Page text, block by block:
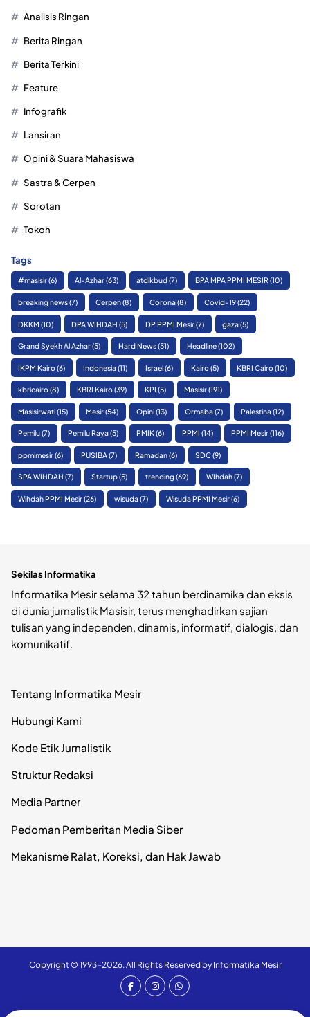
Analisis Ringan
Berita Ringan
Berita Terkini
Feature
Infografik
Lansiran
Opini & Suara Mahasiswa
Sastra & Cerpen
Sorotan
Tokoh
Tags
#masisir(6) Al-Azhar(63) atdikbud(7) BPA MPA PPMI MESIR(10)
breaking news(7) Cerpen(8) Corona(8) Covid-19(22)
DKKM (10) DPA WIHDAH (5) DP PPMI Mesir(7) gaza(5)
Grand Syekh Al Azhar(5) Hard News(51) Headline(102)
IKPM Kairo(6) Indonesia(11) Israel(6) Kairo(5) KBRI Cairo(10)
kbricairo(8) KBRI Kairo(39) KPI (5) Masisir(191)
Masisirwati(15) Mesir(54) Opini(13) Ormaba(7) Palestina(12)
Pemilu(7) Pemilu Raya(5) PMIK(6) PPMI (14) PPMI Mesir(116)
ppmimesir(6) PUSIBA(7) Ramadan(6) SDC(9)
SPA WIHDAH (7) Startup(5) trending (69) WIhdah(7)
Wihdah PPMI Mesir(26) wisuda(7) Wisuda PPMI Mesir(6)
Sekilas Informatika
Informatika Mesir selama 32 tahun berdinamika dan eksis
di dunia jurnalistik Masisir, terus menghadirkan sajian
tulisan yang independen, dinamis, informatif, dialogis, dan
komunikatif.
Tentang Informatika Mesir
Hubungi Kami
Kode Etik Jurnalistik
Struktur Redaksi
Media Partner
Pedoman Pemberitan Media Siber
Mekanisme Ralat, Koreksi, dan Hak Jawab
Copyright © 1993-2026. All Rights Reserved by Informatika Mesir